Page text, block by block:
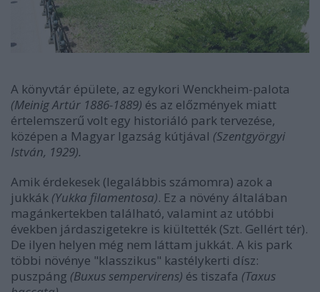
A könyvtár épülete, az egykori Wenckheim-palota
(Meinig Artúr 1886-1889) és az előzmények miatt
értelemszerű volt egy historiáló park tervezése,
középen a Magyar Igazság kútjával (Szentgyörgyi
István, 1929).
Amik érdekesek (legalábbis számomra) azok a
jukkák (Yukka filamentosa). Ez a növény általában
magánkertekben található, valamint az utóbbi
években járdaszigetekre is kiültették (Szt. Gellért tér).
De ilyen helyen még nem láttam jukkát. A kis park
többi növénye "klasszikus" kastélykerti dísz:
puszpáng (Buxus sempervirens) és tiszafa (Taxus